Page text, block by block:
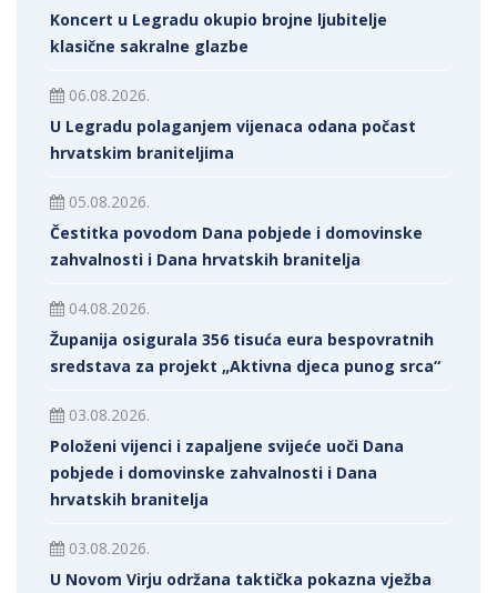
Koncert u Legradu okupio brojne ljubitelje
klasične sakralne glazbe
06.08.2026.
U Legradu polaganjem vijenaca odana počast
hrvatskim braniteljima
05.08.2026.
Čestitka povodom Dana pobjede i domovinske
zahvalnosti i Dana hrvatskih branitelja
04.08.2026.
Županija osigurala 356 tisuća eura bespovratnih
sredstava za projekt „Aktivna djeca punog srca“
03.08.2026.
Položeni vijenci i zapaljene svijeće uoči Dana
pobjede i domovinske zahvalnosti i Dana
hrvatskih branitelja
03.08.2026.
U Novom Virju održana taktička pokazna vježba